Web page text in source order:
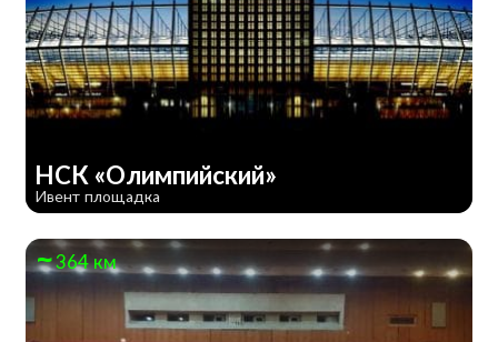
НСК «Олимпийский»
Ивент площадка
364 км